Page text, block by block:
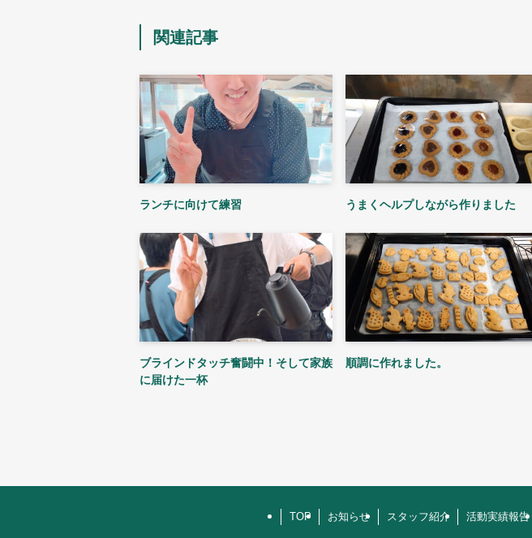
関連記事
ランチに向けて練習 うまくヘルプしながら作りました
ブラインドタッチ奮闘中！そして家族
に届けた一杯
順調に作れました。
TOP お知らせ スタッフ紹介 活動実績報告